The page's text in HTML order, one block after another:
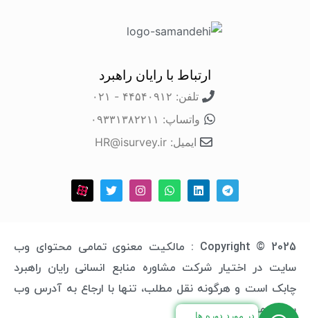
ارتباط با رایان راهبرد
تلفن: ۴۴۵۴۰۹۱۲ - ۰۲۱
واتساپ: ۰۹۳۳۱۳۸۲۲۱۱
ایمیل: HR@isurvey.ir
Copyright © 2025 : مالکیت معنوی تمامی محتوای وب
سایت در اختیار شرکت مشاوره منابع انسانی رایان راهبرد
چابک است و هرگونه نقل مطلب، تنها با ارجاع به آدرس وب
سایت مجاز خواهد بود.
در مورد دوره ها